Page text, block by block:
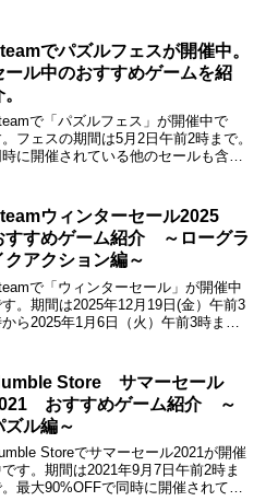
、7本...でパズルフェスが開催中。
ール中のおすすめゲームを紹
で「パズルフェス」が開催中で
フェスの期間は5月2日午前2時まで。
時に開催されている他のセールも含め
在セール中のおすすめゲームを紹介し
す。 パズ...
ウィンターセール2025
すすめゲーム紹介 ～ローグラ
クアクション編～
で「ウィンターセール」が開催中
。期間は2025年12月19日(金）午前3
ら2025年1月6日（火）午前3時まで
されています。今回はSteamウィ...
Store サマーセール
おすすめゲーム紹介 ～
ズル編～
Storeでサマーセール2021が開催
す。期間は2021年9月7日午前2時ま
最大90%OFFで同時に開催されてい